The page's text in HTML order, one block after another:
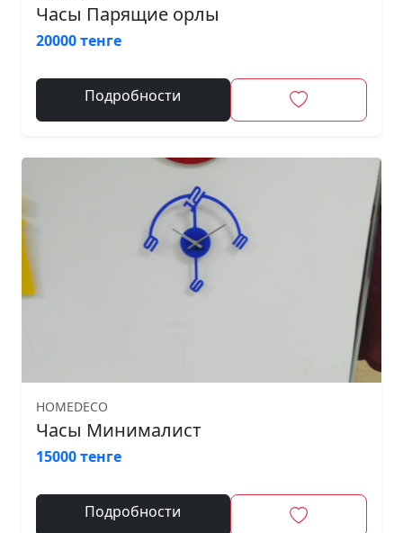
Часы Парящие орлы
20000 тенге
Подробности
HOMEDECO
Часы Минималист
15000 тенге
Подробности